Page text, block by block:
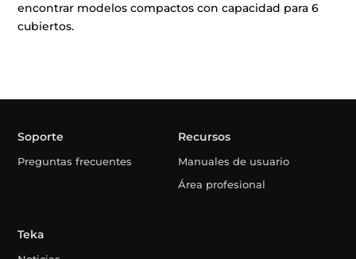
encontrar modelos compactos con capacidad para 6
cubiertos.
Soporte
Preguntas frecuentes
Recursos
Manuales de usuario
Área profesional
Teka